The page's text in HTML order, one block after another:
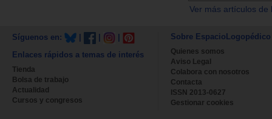
Ver más artículos
Síguenos en:
Enlaces rápidos a temas de interés
Tienda
Bolsa de trabajo
Actualidad
Cursos y congresos
Sobre EspacioLogopédico
Quienes somos
Aviso Legal
Colabora con nosotros
Contacta
ISSN 2013-0627
Gestionar cookies